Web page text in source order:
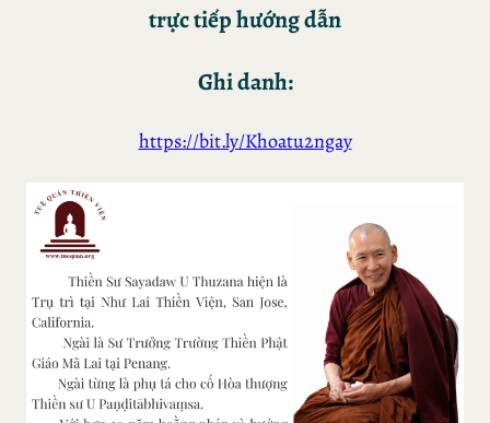
trực tiếp hướng dẫn
Ghi danh:
https://bit.ly/Khoatu2ngay